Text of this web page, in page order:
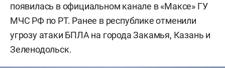
появилась в официальном канале в «Максе» ГУ
МЧС РФ по РТ. Ранее в республике отменили
угрозу атаки БПЛА на города Закамья, Казань и
Зеленодольск.